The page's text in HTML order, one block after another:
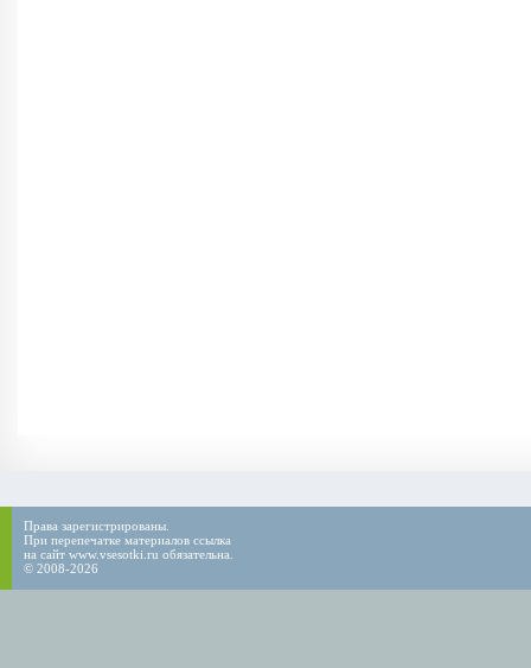
Права зарегистрированы.
При перепечатке материалов ссылка
на сайт www.vsesotki.ru обязательна.
© 2008-2026